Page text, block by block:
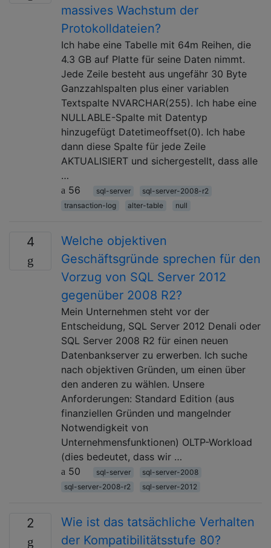
massives Wachstum der
Protokolldateien?
Ich habe eine Tabelle mit 64m Reihen, die
4.3 GB auf Platte für seine Daten nimmt.
Jede Zeile besteht aus ungefähr 30 Byte
Ganzzahlspalten plus einer variablen
Textspalte NVARCHAR(255). Ich habe eine
NULLABLE-Spalte mit Datentyp
hinzugefügt Datetimeoffset(0). Ich habe
dann diese Spalte für jede Zeile
AKTUALISIERT und sichergestellt, dass alle
…
56
sql-server
sql-server-2008-r2
transaction-log
alter-table null
4
Welche objektiven
Geschäftsgründe sprechen für den
Vorzug von SQL Server 2012
gegenüber 2008 R2?
Mein Unternehmen steht vor der
Entscheidung, SQL Server 2012 Denali oder
SQL Server 2008 R2 für einen neuen
Datenbankserver zu erwerben. Ich suche
nach objektiven Gründen, um einen über
den anderen zu wählen. Unsere
Anforderungen: Standard Edition (aus
finanziellen Gründen und mangelnder
Notwendigkeit von
Unternehmensfunktionen) OLTP-Workload
(dies bedeutet, dass wir …
50
sql-server
sql-server-2008
sql-server-2008-r2
sql-server-2012
2
Wie ist das tatsächliche Verhalten
der Kompatibilitätsstufe 80?